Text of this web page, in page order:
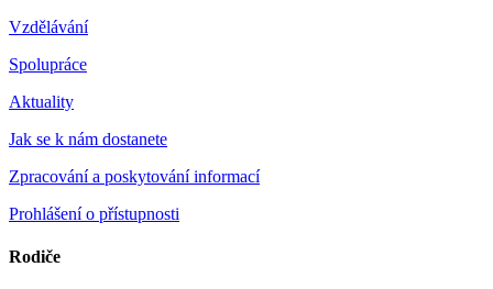
Vzdělávání
Spolupráce
Aktuality
Jak se k nám dostanete
Zpracování a poskytování informací
Prohlášení o přístupnosti
Rodiče